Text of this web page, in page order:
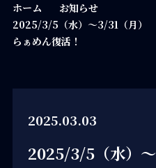
ホーム
お知らせ
2025/3/5（水）～
らぁめん復活！
2025.03.03
2025/3/5（水）～